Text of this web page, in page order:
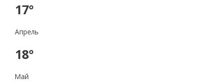
17°
Апрель
18°
Май